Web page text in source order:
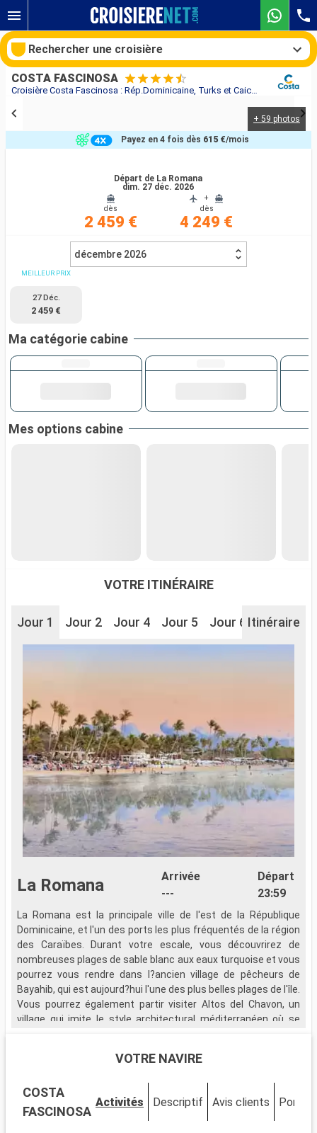
Croisière Costa Fascinosa : Rép.Dominicaine, Turks et Caicos, Antilles, Iles Vierges au départ de La Romana
COSTA FASCINOSA
+ 59 photos
Départ de La Romana
dim. 27 déc. 2026
dès
2 459 €
+
dès
4 249 €
Payez en 4 fois dès 615 €/mois
décembre 2026
MEILLEUR PRIX
27 Déc.
2 459 €
Ma catégorie cabine
Mes options cabine
VOTRE ITINÉRAIRE
Jour 1 Jour 2 Jour 4 Jour 5 Jour 6 Jour 7
Itinéraire
La Romana
Arrivée
---
Départ
23:59
La Romana est la principale ville de l'est de la République
Dominicaine, et l'un des ports les plus fréquentés de la région
des Caraïbes. Durant votre escale, vous découvrirez de
nombreuses plages de sable blanc aux eaux turquoise et vous
pourrez vous rendre dans l?ancien village de pêcheurs de
Bayahib, qui est aujourd?hui l'une des plus belles plages de l'île.
Vous pourrez également partir visiter Altos del Chavon, un
village qui imite le style architectural méditerranéen où se
paradisiaque de Saona, qui vous plongera dans un décor de
mangroves et vous émerveillera par la richesse de la faune
marine qui fait de l'île, un repère privilégié pour les plongeurs.
VOTRE NAVIRE
COSTA
FASCINOSA
Activités Descriptif Avis clients Ponts
Rechercher une croisière
Compagnies
Rechercher